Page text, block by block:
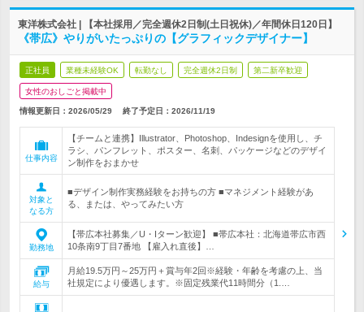
東洋株式会社 | 【本社採用／完全週休2日制(土日祝休)／年間休日120日】
《帯広》やりがいたっぷりの【グラフィックデザイナー】
正社員 業種未経験OK 転勤なし 完全週休2日制 第二新卒歓迎
女性のおしごと掲載中
情報更新日：2026/05/29 終了予定日： 2026/11/19
仕事内容
【チームと連携】Illustrator、Photoshop、Indesignを使用し、チ
ラシ、パンフレット、ポスター、名刺、パッケージなどのデザイ
ン制作をおまかせ
対象と
なる方
■デザイン制作実務経験をお持ちの方 ■マネジメント経験があ
る、または、やってみたい方
勤務地
【帯広本社募集／U・Iターン歓迎】 ■帯広本社：北海道帯広市西
10条南9丁目7番地 【雇入れ直後】…
給与
月給19.5万円～25万円＋賞与年2回※経験・年齢を考慮の上、当
社規定により優遇します。※固定残業代11時間分（1.…